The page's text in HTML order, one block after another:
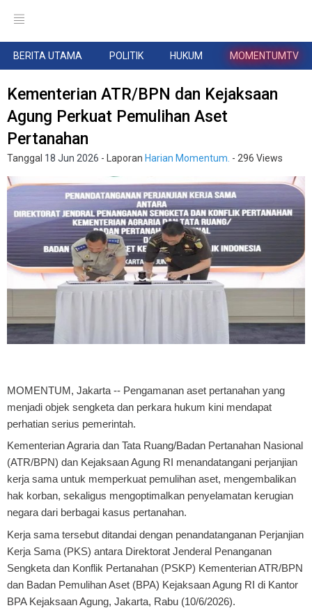
BERITA UTAMA POLITIK HUKUM MOMENTUMTV
Kementerian ATR/BPN dan Kejaksaan
Agung Perkuat Pemulihan Aset
Pertanahan
Tanggal 18 Jun 2026 - Laporan Harian Momentum. - 296 Views
MOMENTUM, Jakarta -- Pengamanan aset pertanahan yang
menjadi objek sengketa dan perkara hukum kini mendapat
perhatian serius pemerintah.
Kementerian Agraria dan Tata Ruang/Badan Pertanahan Nasional
(ATR/BPN) dan Kejaksaan Agung RI menandatangani perjanjian
kerja sama untuk memperkuat pemulihan aset, mengembalikan
hak korban, sekaligus mengoptimalkan penyelamatan kerugian
negara dari berbagai kasus pertanahan.
Kerja sama tersebut ditandai dengan penandatanganan Perjanjian
Kerja Sama (PKS) antara Direktorat Jenderal Penanganan
Sengketa dan Konflik Pertanahan (PSKP) Kementerian ATR/BPN
dan Badan Pemulihan Aset (BPA) Kejaksaan Agung RI di Kantor
BPA Kejaksaan Agung, Jakarta, Rabu (10/6/2026).